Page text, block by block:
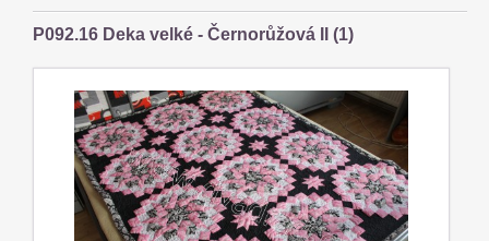
P092.16 Deka velké - Černorůžová II (1)